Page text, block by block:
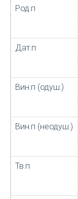
Род.п
Дат.п
Вин.п (одуш.)
Вин.п (неодуш.)
Тв.п